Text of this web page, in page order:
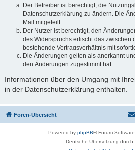
Der Betreiber ist berechtigt, die
Datenschutzerklärung zu ändern. Die
Mail mitgeteilt.
Der Nutzer ist berechtigt, den
des Widerspruchs erlischt das zwischen
bestehende Vertragsverhältnis mit
Die Änderungen gelten als anerkannt
den Änderungen zugestimmt hat.
Informationen über den Umgang mit
in der Datenschutzerklärung enthalten.
Foren-Übersicht
Powered by phpBB® Forum
Deutsche Übersetzung durch